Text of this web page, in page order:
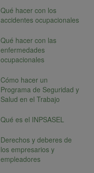
Qué hacer con los
accidentes ocupacionales
Qué hacer con las
enfermedades
ocupacionales
Cómo hacer un
Programa de Seguridad y
Salud en el Trabajo
Qué es el INPSASEL
Derechos y deberes de
los empresarios y
empleadores